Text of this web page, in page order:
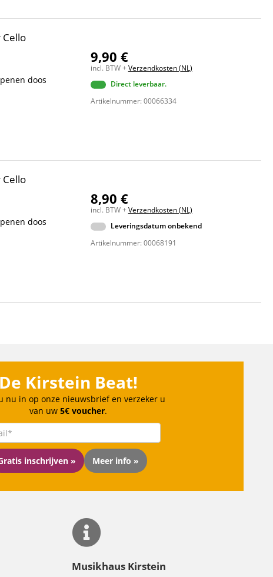
doos
9,90 €
incl. BTW +Verzendkosten (NL)
Direct leverbaar.
Artikelnummer: 00066334
doos
8,90 €
incl. BTW +Verzendkosten (NL)
Leveringsdatum onbekend
Artikelnummer: 00068191
De Kirstein Beat!
nu in op onze nieuwsbrief en verzeker u
van uw 5€ voucher.
inschrijven » Meer info »
Musikhaus Kirstein